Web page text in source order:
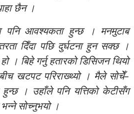
छैन ।
पनि आवश्यकता हुन्छ । मनमुटाब
दिँदा पछि दुर्घटना हुन सक्छ ।
। बिहे गर्नु हतारको डिसिजन थियो
खटपट परिराख्थ्यो । मैले सोचेँ–
। उहाँले पनि यत्तिको केटीसँग
सोच्नुभयो ।